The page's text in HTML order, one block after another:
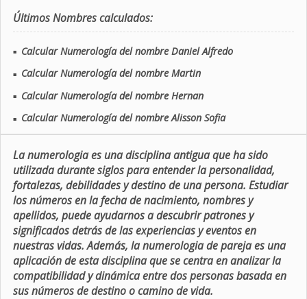
Últimos Nombres calculados:
■ Calcular Numerología del nombre Daniel Alfredo
■ Calcular Numerología del nombre Martin
■ Calcular Numerología del nombre Hernan
■ Calcular Numerología del nombre Alisson Sofia
La numerologia es una disciplina antigua que ha sido
utilizada durante siglos para entender la personalidad,
fortalezas, debilidades y destino de una persona. Estudiar
los números en la fecha de nacimiento, nombres y
apellidos, puede ayudarnos a descubrir patrones y
significados detrás de las experiencias y eventos en
nuestras vidas. Además, la numerologia de pareja es una
aplicación de esta disciplina que se centra en analizar la
compatibilidad y dinámica entre dos personas basada en
sus números de destino o camino de vida.